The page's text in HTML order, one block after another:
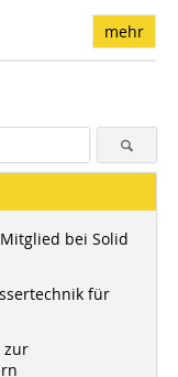
mehr
bei Solid
für
zur